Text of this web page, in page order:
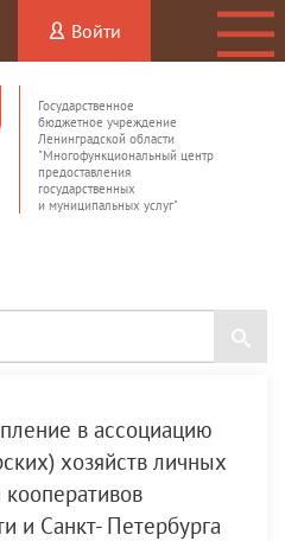
Войти
Государственное
бюджетное учреждение
Ленинградской области
"Многофункциональный центр
предоставления
государственных
и муниципальных услуг"
в ассоциацию
хозяйств личных
и Санкт- Петербурга